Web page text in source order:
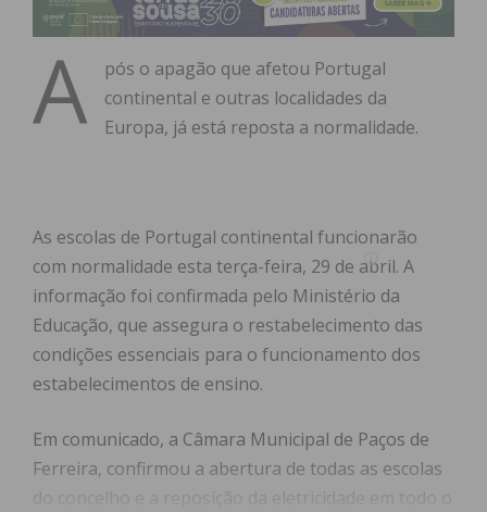
A
pós o apagão que afetou Portugal
continental e outras localidades da
Europa, já está reposta a normalidade.
As escolas de Portugal continental funcionarão
com normalidade esta terça-feira, 29 de abril. A
informação foi confirmada pelo Ministério da
Educação, que assegura o restabelecimento das
condições essenciais para o funcionamento dos
estabelecimentos de ensino.
Em comunicado, a Câmara Municipal de Paços de
Ferreira, confirmou a abertura de todas as escolas
do concelho e a reposição da eletricidade em todo o